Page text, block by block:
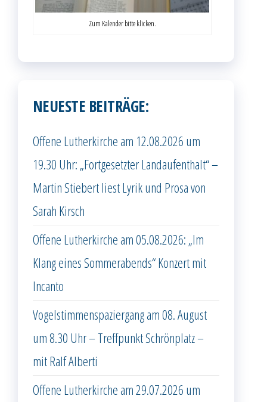
Zum Kalender bitte klicken.
NEUESTE BEITRÄGE:
Offene Lutherkirche am 12.08.2026 um
19.30 Uhr: „Fortgesetzter Landaufenthalt“ –
Martin Stiebert liest Lyrik und Prosa von
Sarah Kirsch
Offene Lutherkirche am 05.08.2026: „Im
Klang eines Sommerabends“ Konzert mit
Incanto
Vogelstimmenspaziergang am 08. August
um 8.30 Uhr – Treffpunkt Schrönplatz –
mit Ralf Alberti
Offene Lutherkirche am 29.07.2026 um